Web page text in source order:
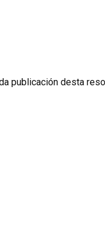
publicación desta